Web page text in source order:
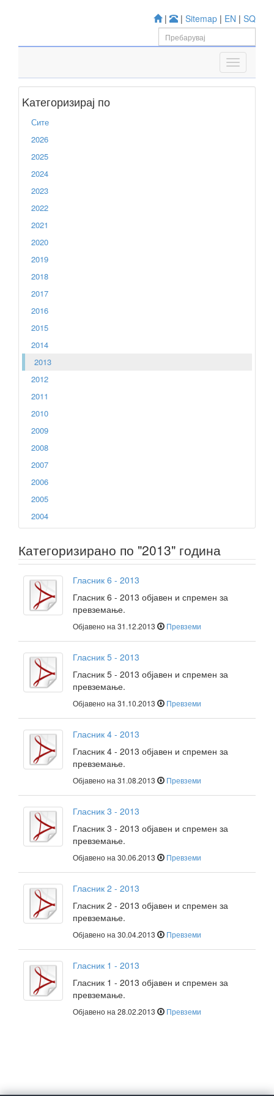
| | Sitemap | EN | SQ
Kатегоризирај по
Сите
2026
2025
2024
2023
2022
2021
2020
2019
2018
2017
2016
2015
2014
2013
2012
2011
2010
2009
2008
2007
2006
2005
2004
Категоризирано по "2013" година
Гласник 6 - 2013
Гласник 6 - 2013 објавен и спремен за
превземање.
Објавено на 31.12.2013 Превземи
Гласник 5 - 2013
Гласник 5 - 2013 објавен и спремен за
превземање.
Објавено на 31.10.2013 Превземи
Гласник 4 - 2013
Гласник 4 - 2013 објавен и спремен за
превземање.
Објавено на 31.08.2013 Превземи
Гласник 3 - 2013
Гласник 3 - 2013 објавен и спремен за
превземање.
Објавено на 30.06.2013 Превземи
Гласник 2 - 2013
Гласник 2 - 2013 објавен и спремен за
превземање.
Објавено на 30.04.2013 Превземи
Гласник 1 - 2013
Гласник 1 - 2013 објавен и спремен за
превземање.
Објавено на 28.02.2013 Превземи